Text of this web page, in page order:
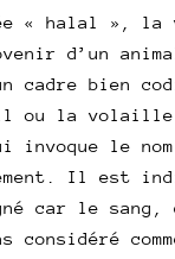
« halal », la
d’un
cadre bien
ou la volaille,
invoque le
Il est
car le sang,
considéré